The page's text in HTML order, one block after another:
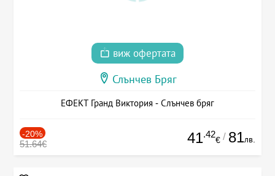
виж офертата
Слънчев Бряг
ЕФЕКТ Гранд Виктория - Слънчев бряг
-20%
51.64€ 41.42
€ / 81лв.